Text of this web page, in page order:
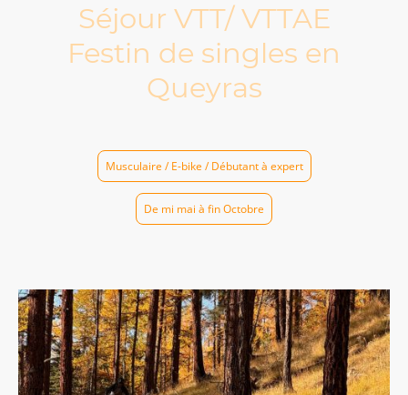
Séjour VTT/ VTTAE
Festin de singles en
Queyras
Musculaire / E-bike / Débutant à expert
De mi mai à fin Octobre